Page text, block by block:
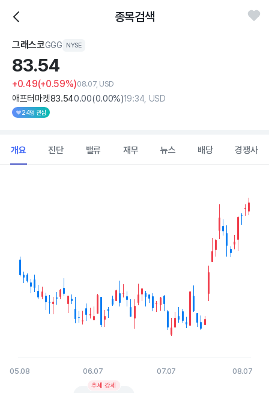
종목검색
그래스코GGG NYSE
83.54
+0.49(+0.59%)08.07, USD
애프터마켓83.540.00(0.00%)19:34, USD
24명 관심
개요 진단 밸류 재무 뉴스 배당 경쟁사
The chart has 1 X axis displaying Time. Data ranges from
The chart has 1 Y axis displaying values. Data ranges from
05.08 06.07 07.07 08.07
End of interactive chart.추세 강세